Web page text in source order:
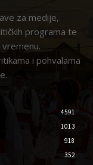
za medije,
programa te
i pohvalama
4591
1013
918
352